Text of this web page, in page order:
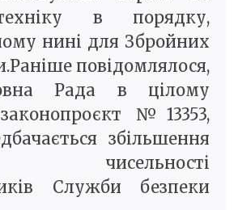
в порядку,
нині для Збройних
повідомлялося,
Рада в цілому
№13353,
збільшення
чисельності
Служби безпеки